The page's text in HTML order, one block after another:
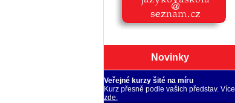
Novinky
Veřejné kurzy šité na míru
Kurz přesně podle vašich představ. Více
zde.